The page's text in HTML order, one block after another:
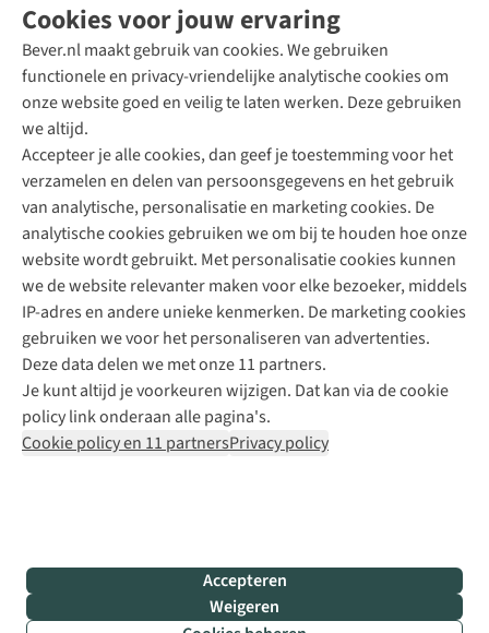
Cookies voor jouw ervaring
Bever.nl maakt gebruik van cookies. We gebruiken
functionele en privacy-vriendelijke analytische cookies om
onze website goed en veilig te laten werken. Deze gebruiken
we altijd.
Accepteer je alle cookies, dan geef je toestemming voor het
verzamelen en delen van persoonsgegevens en het gebruik
van analytische, personalisatie en marketing cookies. De
analytische cookies gebruiken we om bij te houden hoe onze
website wordt gebruikt. Met personalisatie cookies kunnen
we de website relevanter maken voor elke bezoeker, middels
IP-adres en andere unieke kenmerken. De marketing cookies
gebruiken we voor het personaliseren van advertenties.
Deze data delen we met onze 11 partners.
Je kunt altijd je voorkeuren wijzigen. Dat kan via de cookie
policy link onderaan alle pagina's.
Cookie policy en 11 partnersPrivacy policy
Accepteren
Weigeren
Direct advies van een Buitenexpert
+31 (0)85 888 50 88
+31 6 12 28 49 80
Contactformulier
Bever
B.V.